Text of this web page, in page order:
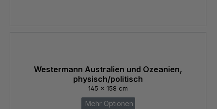
Westermann Australien und Ozeanien,
physisch/politisch
145 x 158 cm
Mehr Optionen